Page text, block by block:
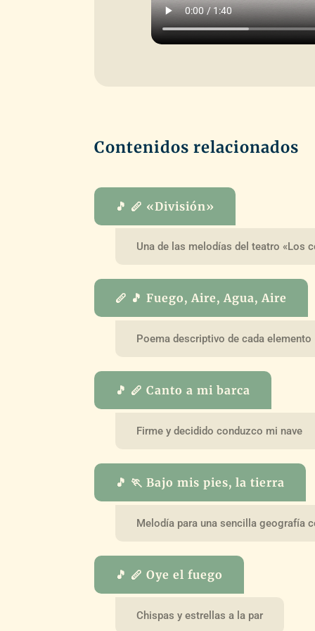
Contenidos relacionados
🎵 🪈 «División»
Una de las melodías del teatro «Los
🪈 🎵 Fuego, Aire, Agua, Aire
Poema descriptivo de cada elemento
🎵 🪈 Canto a mi barca
Firme y decidido conduzco mi nave
🎵 🏃 Bajo mis pies, la tierra
Melodía para una sencilla geografía
🎵 🪈 Oye el fuego
Chispas y estrellas a la par